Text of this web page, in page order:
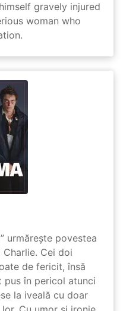
gravely injured
woman who
urmărește povestea
Cei doi
de fericit, însă
în pericol atunci
la iveală cu doar